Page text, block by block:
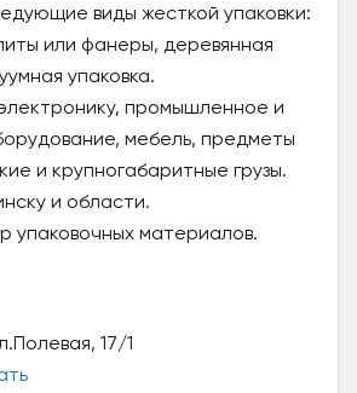
виды жесткой упаковки:
или фанеры, деревянная
упаковка.
промышленное и
мебель, предметы
и крупногабаритные грузы.
и области.
упаковочных материалов.
17/1